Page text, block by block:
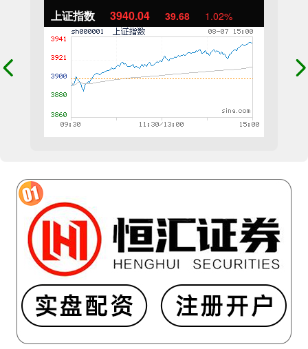
上证指数 3940.04 39.68 1.02%